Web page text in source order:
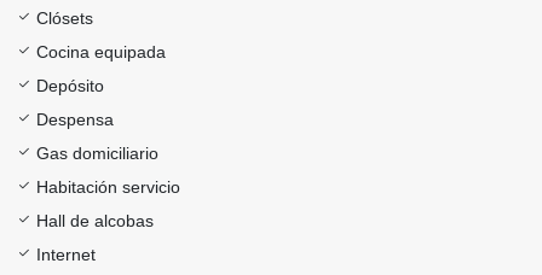
Clósets
Cocina equipada
Depósito
Despensa
Gas domiciliario
Habitación servicio
Hall de alcobas
Internet